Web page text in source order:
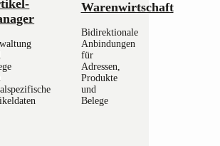
Warenwirtschaft
Bidirektionale
Anbindungen
für
Adressen,
Produkte
und
Belege